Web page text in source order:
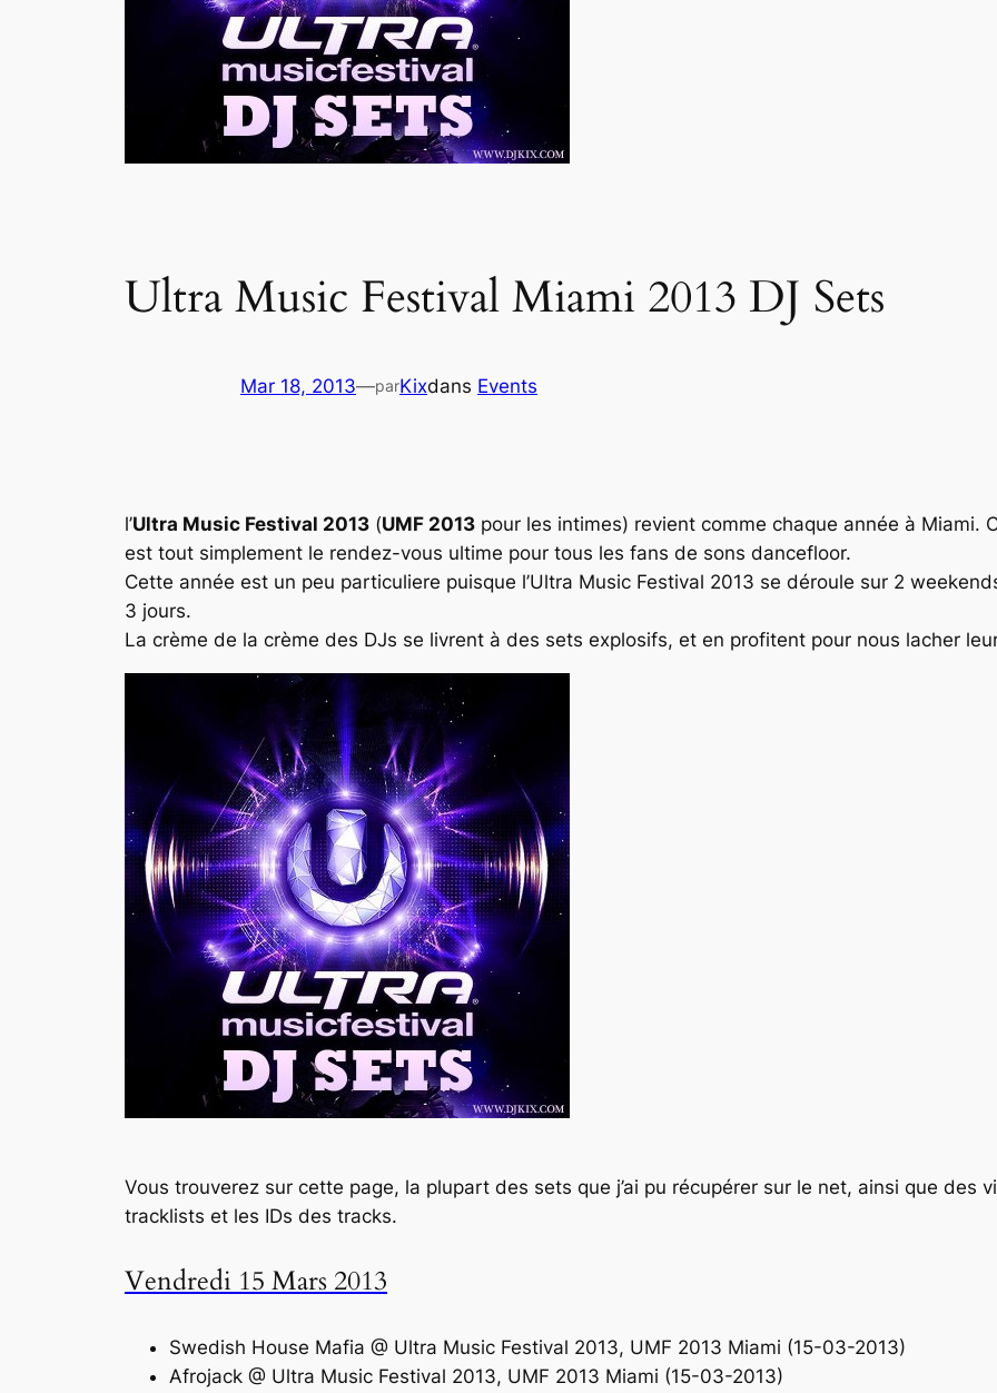
Ultra Music Festival Miami 2013 DJ Sets
Mar 18, 2013—parKixdans Events
l’Ultra Music Festival 2013 (UMF 2013 pour les intimes) revient comme chaque année à Miami.
est tout simplement le rendez-vous ultime pour tous les fans de sons dancefloor.
Cette année est un peu particuliere puisque l’Ultra Music Festival 2013 se déroule sur 2
3 jours.
La crème de la crème des DJs se livrent à des sets explosifs, et en profitent pour nous lacher
Vous trouverez sur cette page, la plupart des sets que j’ai pu récupérer sur le net, ainsi que des
tracklists et les IDs des tracks.
Vendredi 15 Mars 2013
Swedish House Mafia @ Ultra Music Festival 2013, UMF 2013 Miami (15-03-2013)
Afrojack @ Ultra Music Festival 2013, UMF 2013 Miami (15-03-2013)